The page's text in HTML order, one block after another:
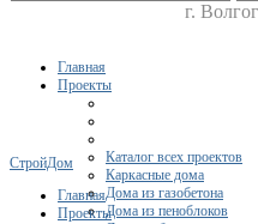
г.
Главная
Проекты
Каталог всех проектов
Каркасные дома
Дома из газобетона
Дома из пеноблоков
СтройДом
Главная
Проекты